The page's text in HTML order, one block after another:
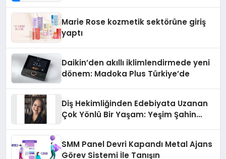
Marie Rose kozmetik sektörüne giriş
yaptı
Daikin’den akıllı iklimlendirmede yeni
dönem: Madoka Plus Türkiye’de
Diş Hekimliğinden Edebiyata Uzanan
Çok Yönlü Bir Yaşam: Yeşim Şahin
SMM Panel Devri Kapandı Metal Ajans
Görev Sistemi İle Tanışın